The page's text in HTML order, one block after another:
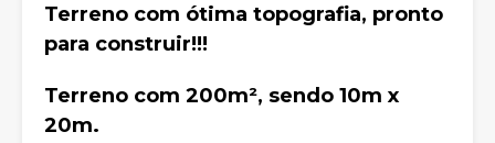
Terreno com ótima topografia, pronto
para construir!!!
Terreno com 200m², sendo 10m x
20m.